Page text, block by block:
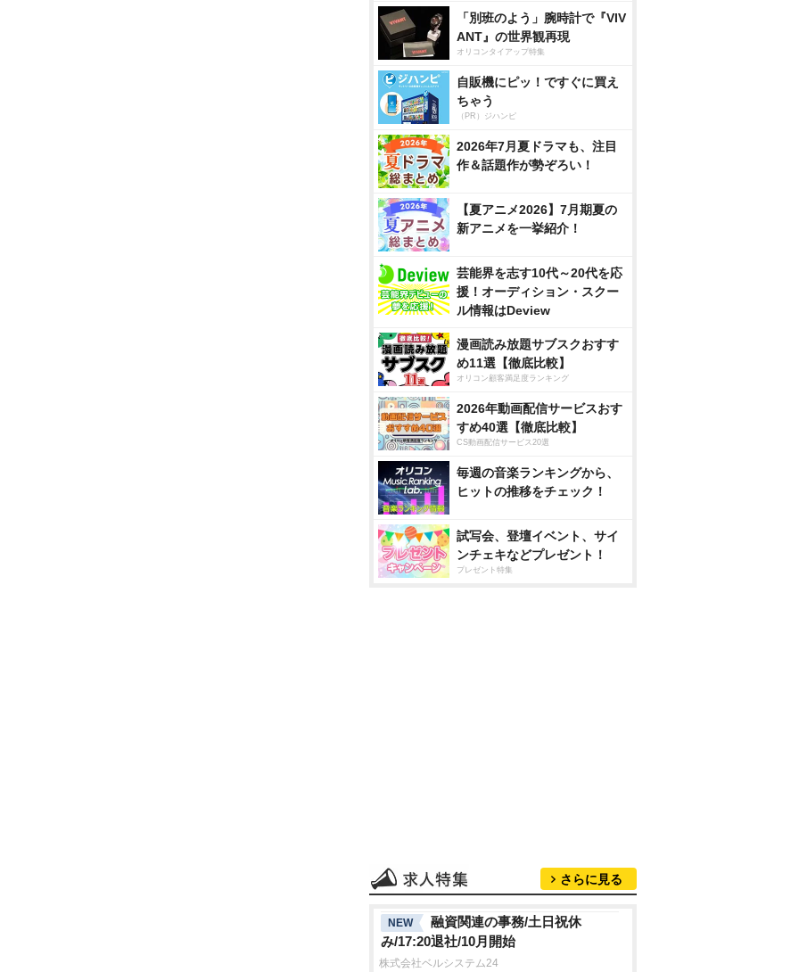
「別班のよう」腕時計で『VIV
ANT』の世界観再現
オリコンタイアップ特集
自販機にピッ！ですぐに買え
ちゃう
（PR）ジハンピ
2026年7月夏ドラマも、注目
作＆話題作が勢ぞろい！
【夏アニメ2026】7月期夏の
新アニメを一挙紹介！
芸能界を志す10代～20代を応
援！オーディション・スクー
ル情報はDeview
漫画読み放題サブスクおすす
め11選【徹底比較】
オリコン顧客満足度ランキング
2026年動画配信サービスおす
すめ40選【徹底比較】
CS動画配信サービス20選
毎週の音楽ランキングから、
ヒットの推移をチェック！
試写会、登壇イベント、サイ
ンチェキなどプレゼント！
プレゼント特集
さらに見る
NEW
融資関連の事務/土日祝休
み/17:20退社/10月開始
株式会社ベルシステム24